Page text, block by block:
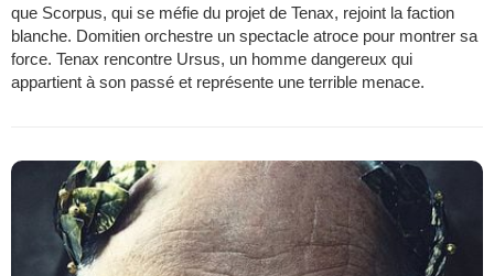
que Scorpus, qui se méfie du projet de Tenax, rejoint la faction
blanche. Domitien orchestre un spectacle atroce pour montrer sa
force. Tenax rencontre Ursus, un homme dangereux qui
appartient à son passé et représente une terrible menace.